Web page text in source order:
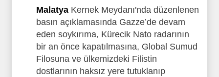
Malatya Kernek Meydanı'nda düzenlenen
basın açıklamasında Gazze’de devam
eden soykırıma, Kürecik Nato radarının
bir an önce kapatılmasına, Global Sumud
Filosuna ve ülkemizdeki Filistin
dostlarının haksız yere tutuklanıp